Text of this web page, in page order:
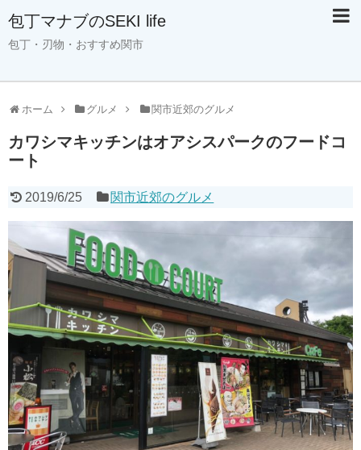
包丁マナブのSEKI life
包丁・刃物・おすすめ関市
ホーム グルメ 関市近郊のグルメ
カワシマキッチンはオアシスパークのフードコ
ート
2019/6/25 関市近郊のグルメ